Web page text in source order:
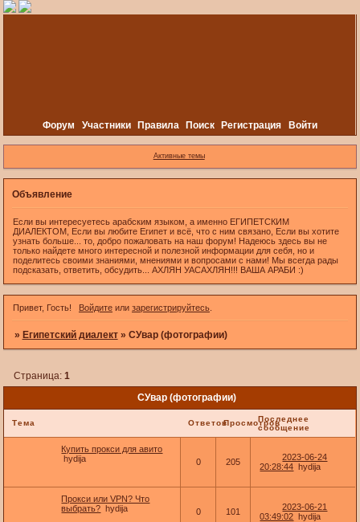
Форум Участники Правила Поиск Регистрация Войти
Активные темы
Объявление
Если вы интересуетесь арабским языком, а именно ЕГИПЕТСКИМ
ДИАЛЕКТОМ, Если вы любите Египет и всё, что с ним связано, Если вы хотите
узнать больше... то, добро пожаловать на наш форум! Надеюсь здесь вы не
только найдете много интересной и полезной информации для себя, но и
поделитесь своими знаниями, мнениями и вопросами с нами! Мы всегда рады
подсказать, ответить, обсудить... АХЛЯН УАСАХЛЯН!!! ВАША АРАБИ :)
Привет, Гость! Войдитеили зарегистрируйтесь.
» Египетский диалект » СУвар (фотографии)
СУвар (фотографии)
Страница: 1
Тема ОтветовПросмотровПоследнее
сообщение
Купить прокси для авито
hydija
0 205
2023-06-24
20:28:44 hydija
Прокси или VPN? Что
выбрать? hydija 0 101
2023-06-21
03:49:02 hydija